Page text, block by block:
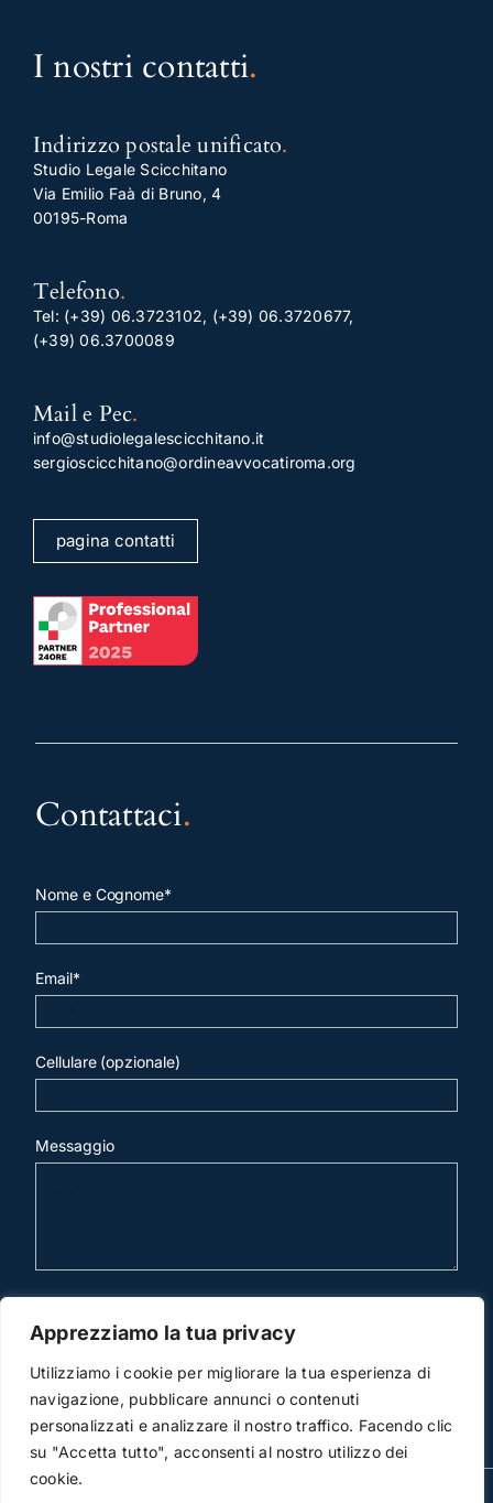
Apprezziamo la tua privacy
Utilizziamo i cookie per migliorare la tua esperienza di
navigazione, pubblicare annunci o contenuti
personalizzati e analizzare il nostro traffico. Facendo clic
su "Accetta tutto", acconsenti al nostro utilizzo dei
cookie.
I nostri contatti.
Indirizzo postale unificato.
Studio Legale Scicchitano
Via Emilio Faà di Bruno, 4
00195-Roma
Telefono.
Tel: (+39) 06.3723102, (+39) 06.3720677,
(+39) 06.3700089
Mail e Pec.
info@studiolegalescicchitano.it
sergioscicchitano@ordineavvocatiroma.org
pagina contatti
Contattaci.
Nome e Cognome*
Email*
Cellulare (opzionale)
Messaggio
invia mail